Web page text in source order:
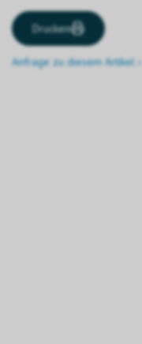
Drucken
Anfrage zu diesem Artikel ›